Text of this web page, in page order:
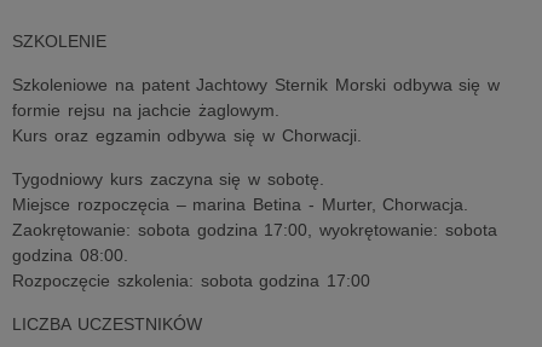
SZKOLENIE
Szkoleniowe na patent Jachtowy Sternik Morski odbywa się w
formie rejsu na jachcie żaglowym.
Kurs oraz egzamin odbywa się w Chorwacji.
Tygodniowy kurs zaczyna się w sobotę.
Miejsce rozpoczęcia – marina Betina - Murter, Chorwacja.
Zaokrętowanie: sobota godzina 17:00, wyokrętowanie: sobota
godzina 08:00.
Rozpoczęcie szkolenia: sobota godzina 17:00
LICZBA UCZESTNIKÓW